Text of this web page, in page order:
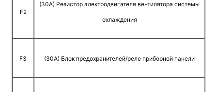
F2
(30A) Резистор электродвигателя вентилятора системы
охлаждения
F3 (30A) Блок предохранителей/реле приборной панели